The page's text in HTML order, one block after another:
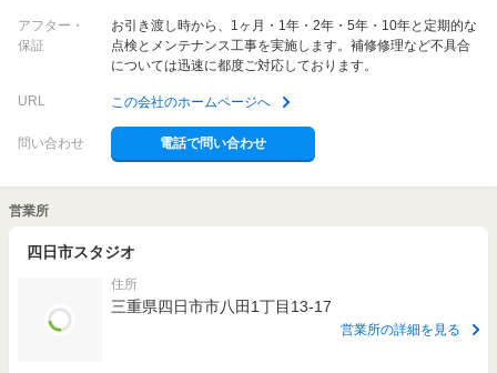
アフター・
保証
お引き渡し時から、1ヶ月・1年・2年・5年・10年と定期的な
点検とメンテナンス工事を実施します。補修修理など不具合
については迅速に都度ご対応しております。
URL この会社のホームページへ
問い合わせ 電話で問い合わせ
営業所
四日市スタジオ
住所
三重県四日市市八田1丁目13-17
営業所の詳細を見る